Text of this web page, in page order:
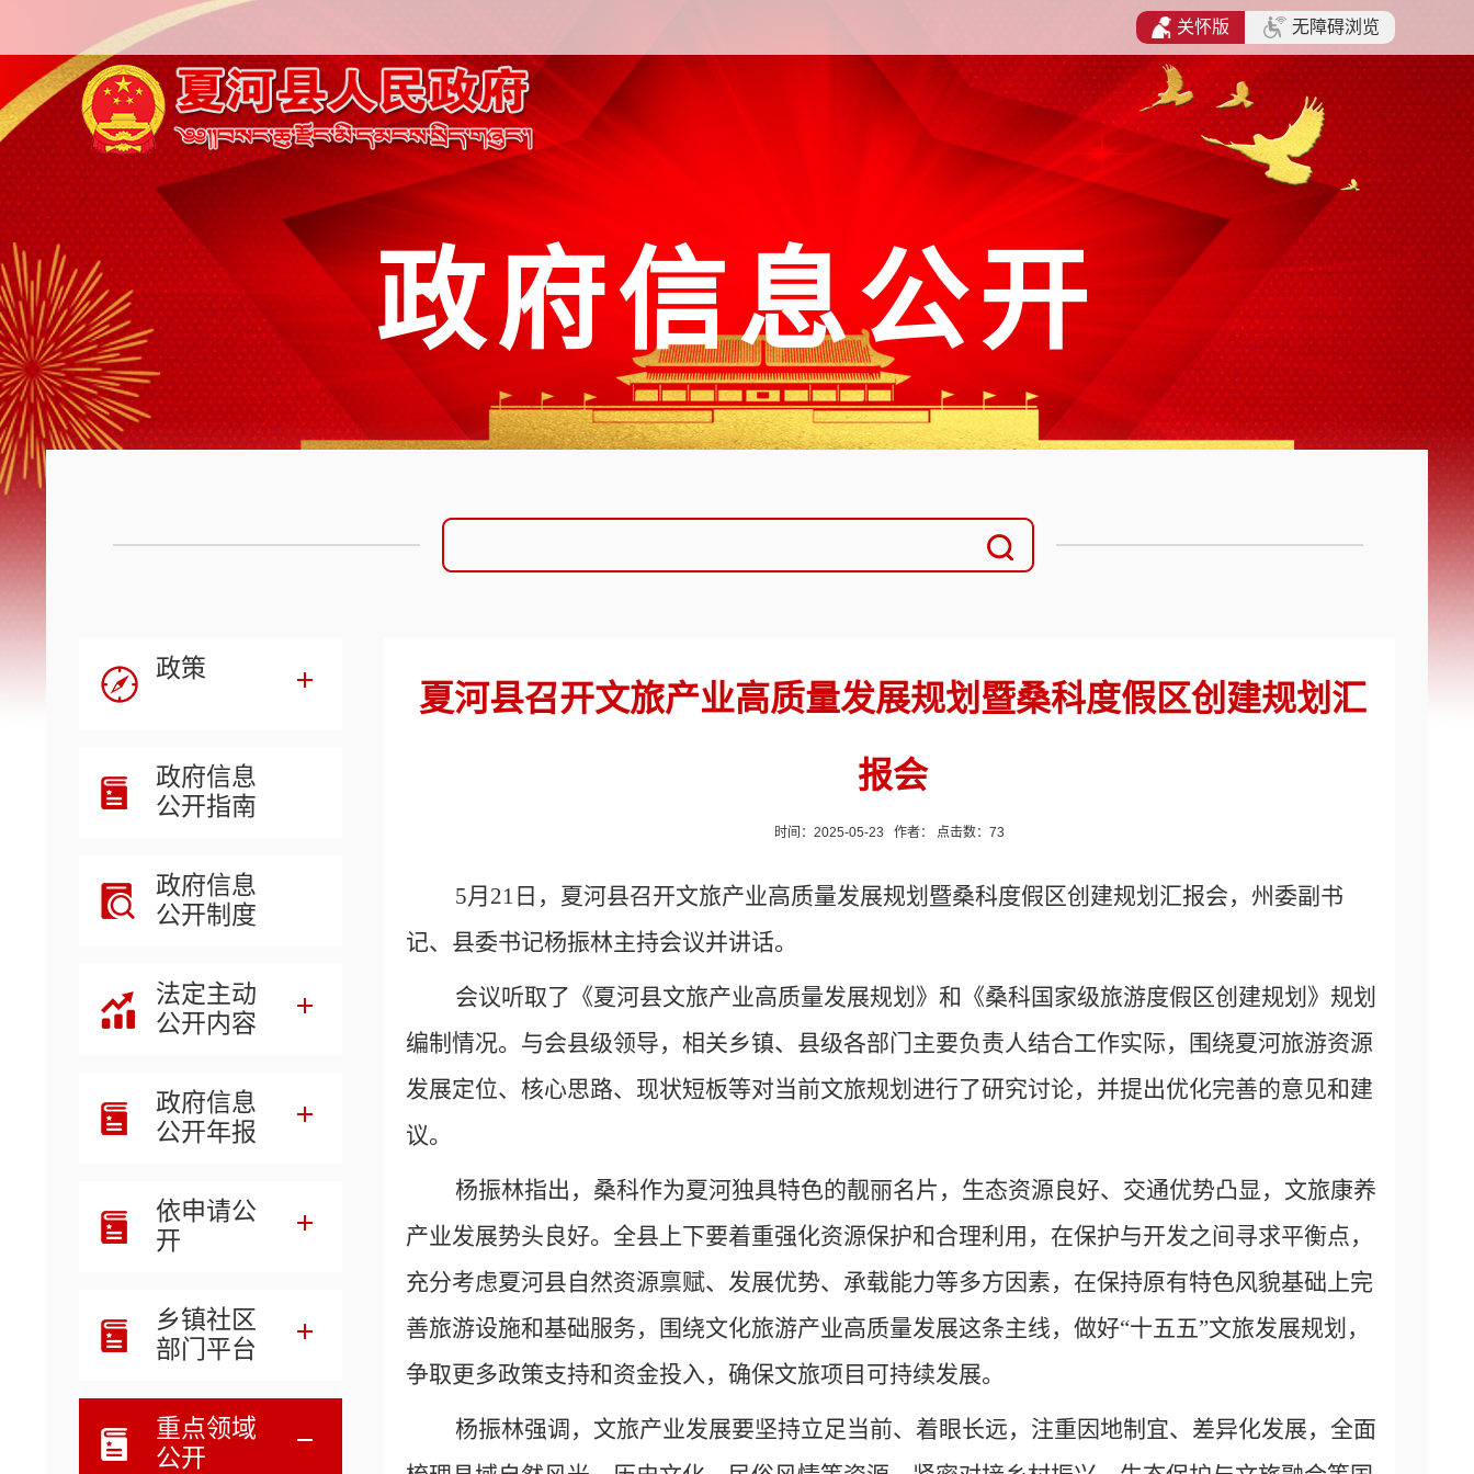
政府信息公开
政策
政府信息
公开指南
政府信息
公开制度
法定主动
公开内容
政府信息
公开年报
依申请公
开
乡镇社区
部门平台
重点领域
公开
夏河县召开文旅产业高质量发展规划暨桑科度假区创建规划汇
报会
时间：2025-05-23 作者： 点击数： 73
5月21日，夏河县召开文旅产业高质量发展规划暨桑科度假区创建规划汇报会，州委副书
记、县委书记杨振林主持会议并讲话。
会议听取了《夏河县文旅产业高质量发展规划》和《桑科国家级旅游度假区创建规划》规划
编制情况。与会县级领导，相关乡镇、县级各部门主要负责人结合工作实际，围绕夏河旅游资源
发展定位、核心思路、现状短板等对当前文旅规划进行了研究讨论，并提出优化完善的意见和建
议。
杨振林指出，桑科作为夏河独具特色的靓丽名片，生态资源良好、交通优势凸显，文旅康养
产业发展势头良好。全县上下要着重强化资源保护和合理利用，在保护与开发之间寻求平衡点，
充分考虑夏河县自然资源禀赋、发展优势、承载能力等多方因素，在保持原有特色风貌基础上完
善旅游设施和基础服务，围绕文化旅游产业高质量发展这条主线，做好“十五五”文旅发展规划，
争取更多政策支持和资金投入，确保文旅项目可持续发展。
杨振林强调，文旅产业发展要坚持立足当前、着眼长远，注重因地制宜、差异化发展，全面
关怀版 无障碍浏览